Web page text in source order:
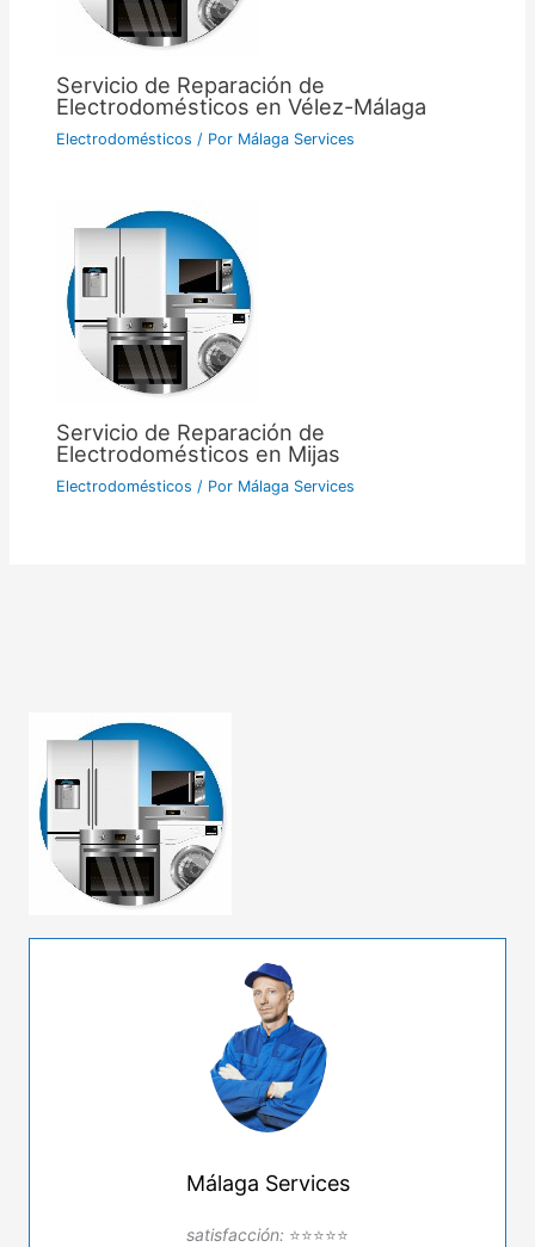
Servicio de Reparación de
Electrodomésticos en Vélez-Málaga
Electrodomésticos / Por Málaga Services
Servicio de Reparación de
Electrodomésticos en Mijas
Electrodomésticos / Por Málaga Services
Málaga Services
satisfacción: ⭐⭐⭐⭐⭐